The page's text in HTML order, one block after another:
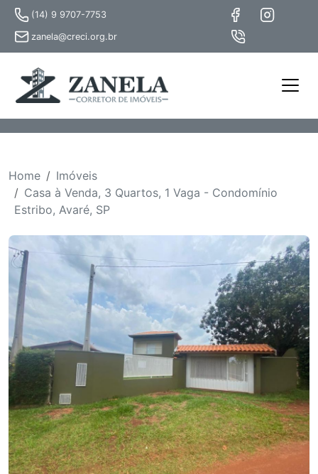
(14) 9 9707-7753
zanela@creci.org.br
Home
Imóveis
Casa à Venda, 3 Quartos, 1 Vaga - Condomínio
Estribo, Avaré, SP